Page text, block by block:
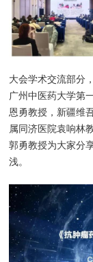
大会学术交流部分
广州中医药大学第
恩勇教授，新疆维
属同济医院袁响林
郭勇教授为大家分
浅。